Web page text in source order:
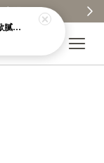
𝐚.𝐧𝐚 𝐦𝐚𝐝𝐞 高級皺褶立體感耳環｜歐膩自訂款｜限量販售｜售完不補【a003】